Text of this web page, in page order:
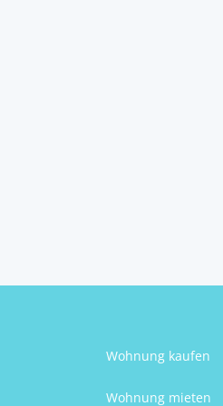
Wohnung kaufen
Wohnung mieten